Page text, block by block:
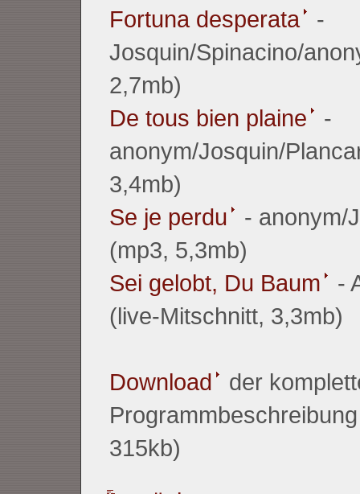
Fortuna desperata
-
Josquin/Spinacino/
2,7mb)
De tous bien plaine
-
anonym/Josquin/
3,4mb)
Se je perdu
- anonym/
(mp3, 5,3mb)
Sei gelobt, Du Baum
-
(live-Mitschnitt, 3,3mb)
Download
der
315kb)